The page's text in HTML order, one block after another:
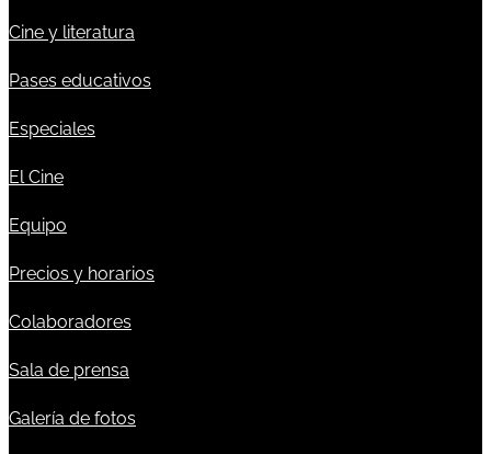
Cine y literatura
Pases educativos
Especiales
El Cine
Equipo
Precios y horarios
Colaboradores
Sala de prensa
Galería de fotos